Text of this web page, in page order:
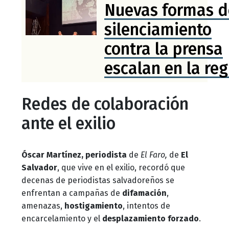
Nuevas formas
silenciamiento
contra la prensa
escalan en la
de
19
Redes de colaboración
ante el exilio
Óscar Martínez, periodista de El Faro, de El
Salvador, que vive en el exilio, recordó que
decenas de periodistas salvadoreños se
enfrentan a campañas de difamación,
amenazas, hostigamiento, intentos de
encarcelamiento y el desplazamiento forzado.